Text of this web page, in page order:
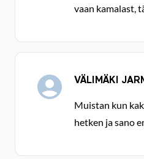
vaan kamalast,
VÄLIMÄKI
Muistan kun
hetken ja sano